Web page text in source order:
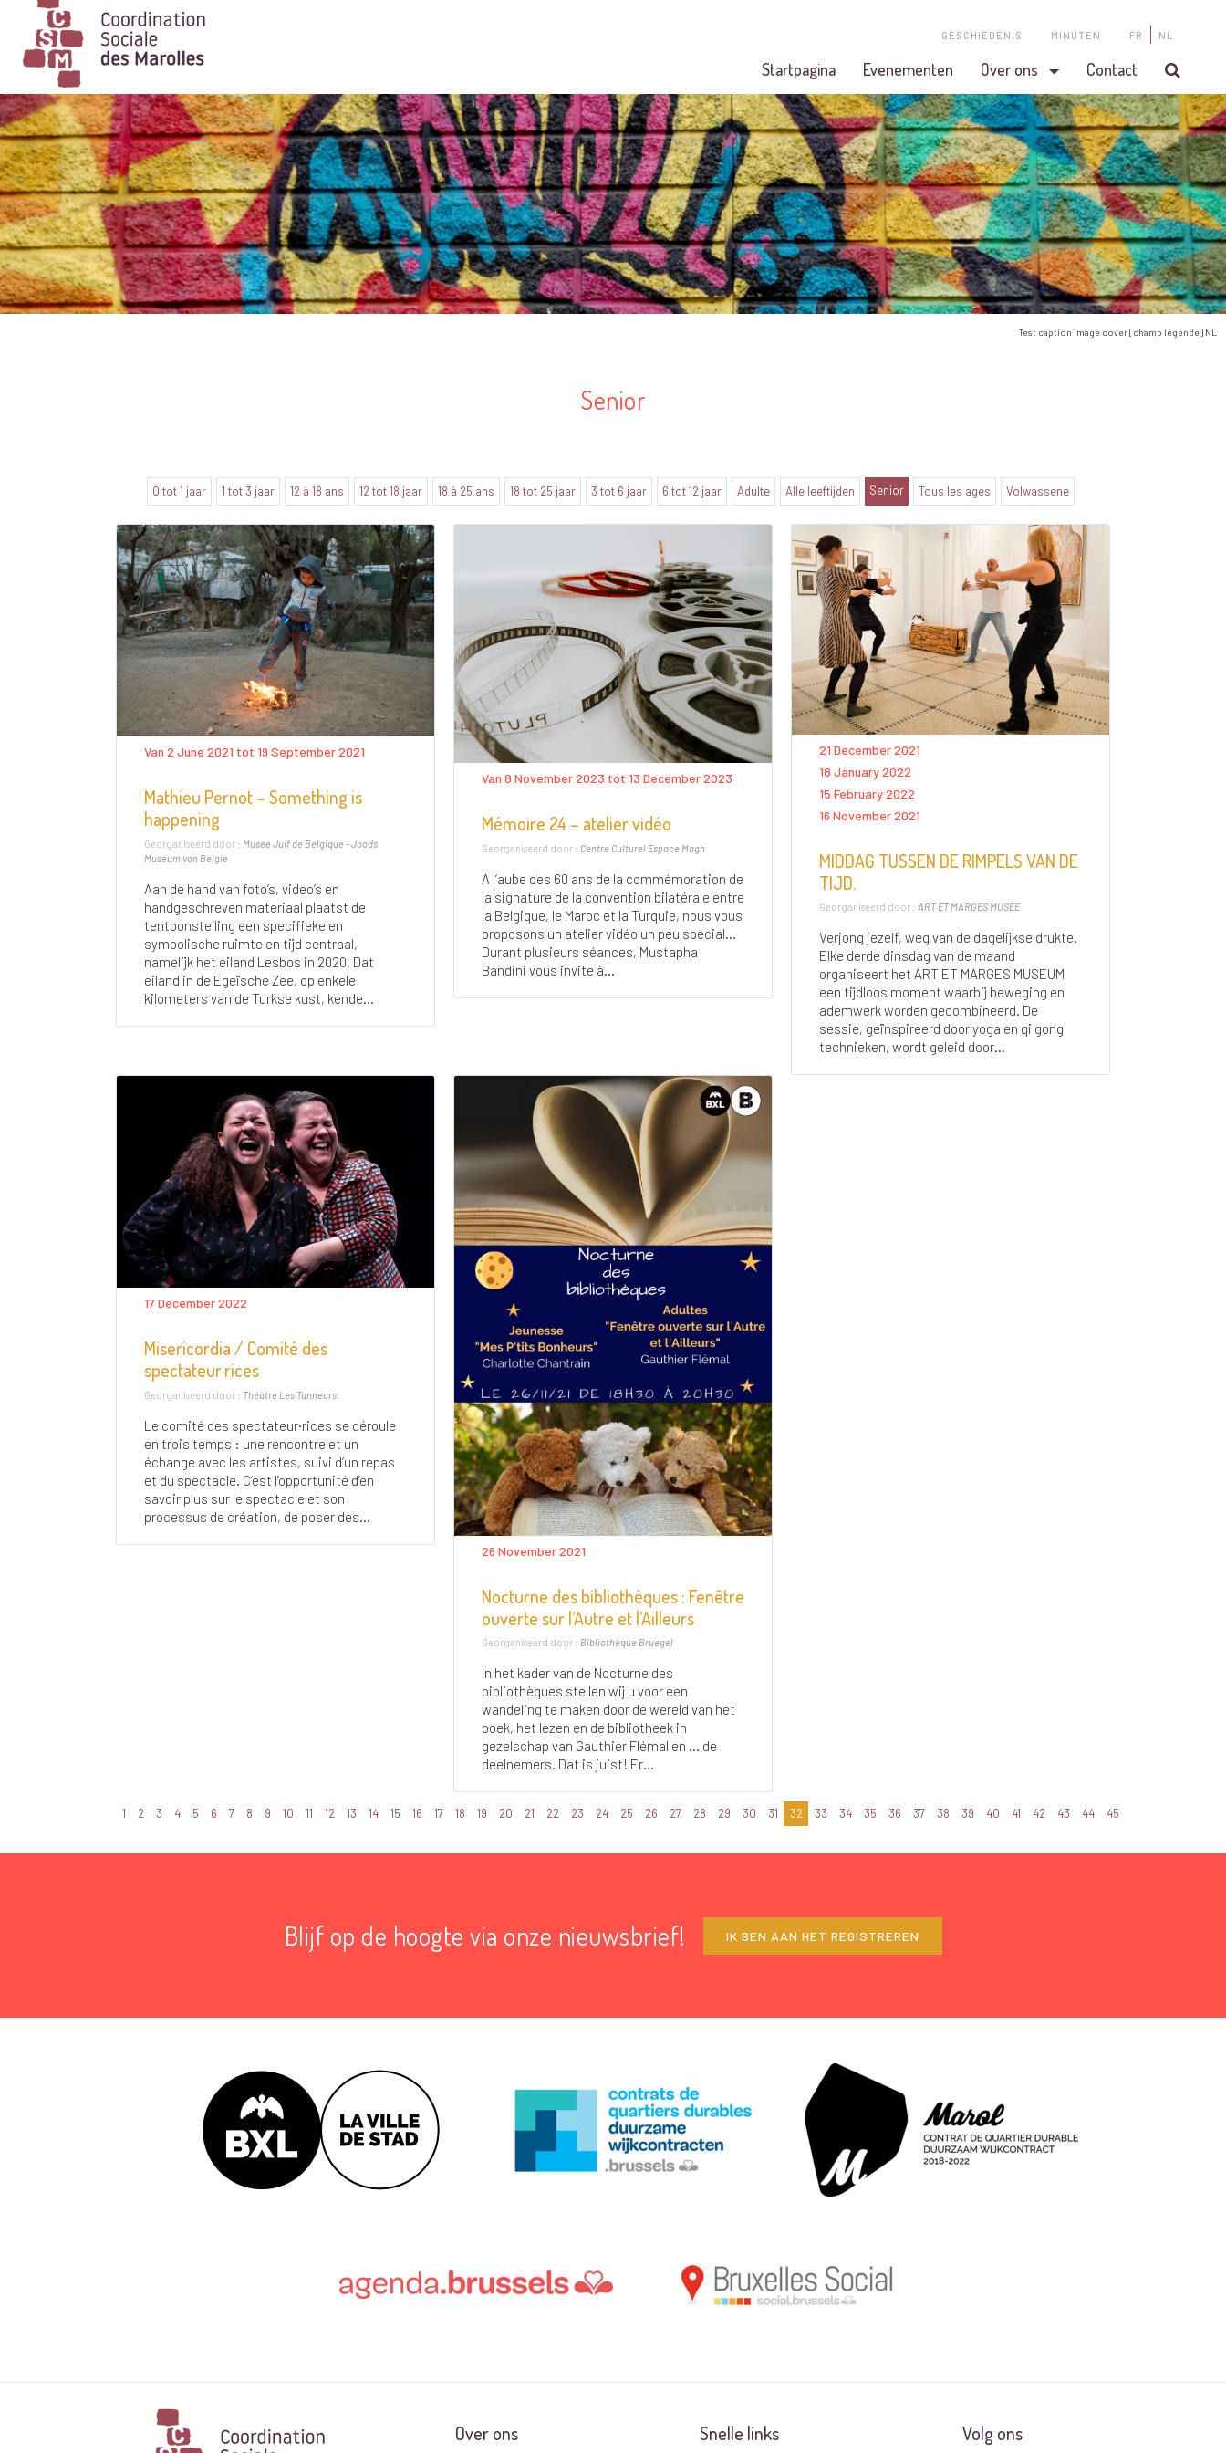
Main Navigation
GESCHIEDENIS MINUTEN FR NL
Startpagina Evenementen Over ons Contact
Test caption image cover [champ légende] NL
Senior
0 tot 1 jaar 1 tot 3 jaar 12 à 18 ans 12 tot 18 jaar 18 à 25 ans 18 tot 25 jaar 3 tot 6 jaar 6 tot 12 jaar Adulte Alle leeftijden Senior Tous les ages Volwassene
Van 2 June 2021 tot 19 September 2021
Mathieu Pernot – Something is
happening
Georganiseerd door : Musee Juif de Belgique - Joods
Museum van Belgie
Aan de hand van foto’s, video’s en
handgeschreven materiaal plaatst de
tentoonstelling een specifieke en
symbolische ruimte en tijd centraal,
namelijk het eiland Lesbos in 2020. Dat
eiland in de Egeïsche Zee, op enkele
kilometers van de Turkse kust, kende...
Van 8 November 2023 tot 13 December 2023
Mémoire 24 – atelier vidéo
Georganiseerd door : Centre Culturel Espace Magh
A l’aube des 60 ans de la commémoration de
la signature de la convention bilatérale entre
la Belgique, le Maroc et la Turquie, nous vous
proposons un atelier vidéo un peu spécial…
Durant plusieurs séances, Mustapha
Bandini vous invite à...
21 December 2021
18 January 2022
15 February 2022
16 November 2021
MIDDAG TUSSEN DE RIMPELS VAN DE
TIJD.
Georganiseerd door : ART ET MARGES MUSEE
Verjong jezelf, weg van de dagelijkse drukte.
Elke derde dinsdag van de maand
organiseert het ART ET MARGES MUSEUM
een tijdloos moment waarbij beweging en
ademwerk worden gecombineerd. De
sessie, geïnspireerd door yoga en qi gong
technieken, wordt geleid door...
17 December 2022
Misericordia / Comité des
spectateur·rices
Georganiseerd door : Théâtre Les Tanneurs
Le comité des spectateur·rices se déroule
en trois temps : une rencontre et un
échange avec les artistes, suivi d’un repas
et du spectacle. C’est l’opportunité d’en
savoir plus sur le spectacle et son
processus de création, de poser des...
26 November 2021
Nocturne des bibliothèques : Fenêtre
ouverte sur l’Autre et l’Ailleurs
Georganiseerd door : Bibliothèque Bruegel
In het kader van de Nocturne des
bibliothèques stellen wij u voor een
wandeling te maken door de wereld van het
boek, het lezen en de bibliotheek in
gezelschap van Gauthier Flémal en … de
deelnemers. Dat is juist! Er...
1 2 3 4 5 6 7 8 9 10 11 12 13 14 15 16 17 18 19 20 21 22 23 24 25 26 27 28 29 30 31 32 33 34 35 36 37 38 39 40 41 42 43 44 45
Blijf op de hoogte via onze nieuwsbrief! IK BEN AAN HET REGISTREREN
Over ons Snelle links Volg ons